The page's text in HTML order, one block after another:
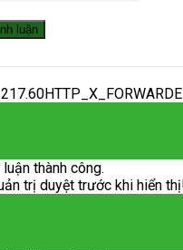
thành công.
trị duyệt trước khi hiển